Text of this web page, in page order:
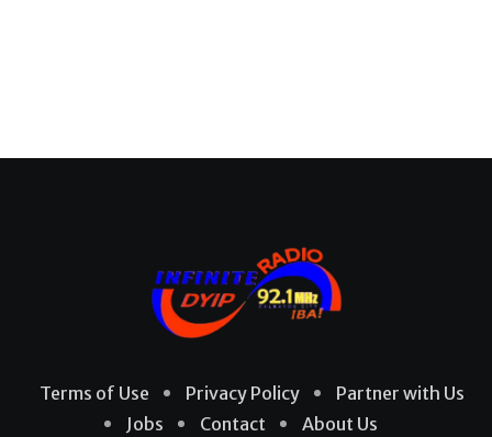
Terms of Use Privacy Policy
Partner with Us
Jobs
Contact About Us